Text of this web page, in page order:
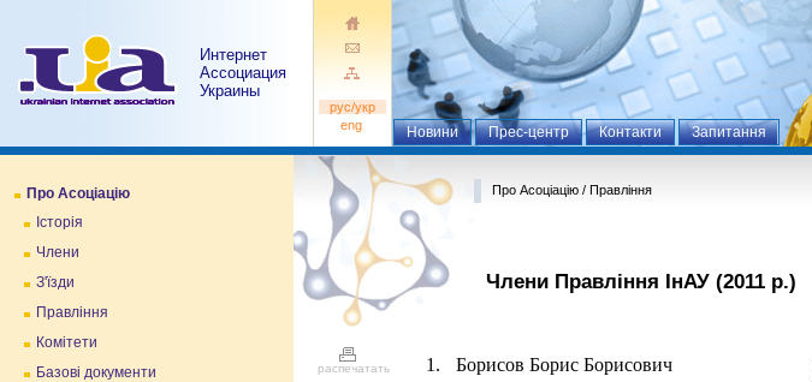
Интернет
Ассоциация
Украины
pуc/укр
eng
Новини Прес-центр Контакти Запитання
Про Асоціацію
Історія
Члени
З'їзди
Правління
Комітети
Базові документи
распечатать
Про Асоціацію / Правління
Члени Правління ІнАУ (2011 р.)
1. Борисов Борис Борисович